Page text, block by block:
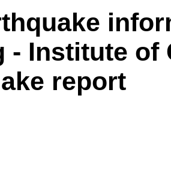
- Institute of
report